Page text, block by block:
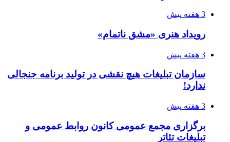
3 هفته پیش
رویداد هنری «مشق ناتمام»
3 هفته پیش
سازمان تبلیغات هیچ نقشی در تولید برنامه جنجالی
ندارد!
3 هفته پیش
برگزاری مجمع عمومی کانون روابط عمومی و
تبلیغات تئاتر